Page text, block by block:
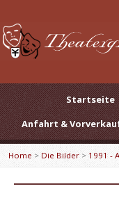
Startseite
Anfahrt &
Home > Die Bilder> 1991 -